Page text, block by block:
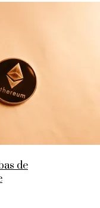
de